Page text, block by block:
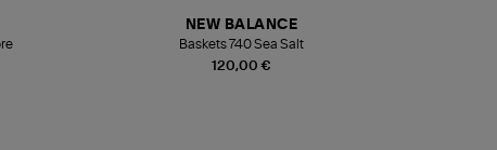
120,00 €
NEW BALANCE
Baskets 740 Sea Salt